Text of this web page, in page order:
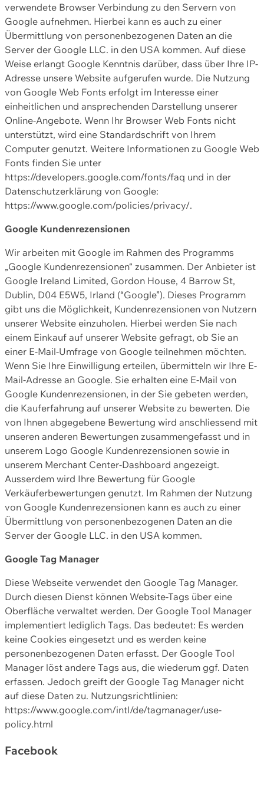
verwendete Browser Verbindung zu den Servern von
Google aufnehmen. Hierbei kann es auch zu einer
Übermittlung von personenbezogenen Daten an die
Server der Google LLC. in den USA kommen. Auf diese
Weise erlangt Google Kenntnis darüber, dass über Ihre IP-
Adresse unsere Website aufgerufen wurde. Die Nutzung
von Google Web Fonts erfolgt im Interesse einer
einheitlichen und ansprechenden Darstellung unserer
Online-Angebote. Wenn Ihr Browser Web Fonts nicht
unterstützt, wird eine Standardschrift von Ihrem
Computer genutzt. Weitere Informationen zu Google Web
Fonts finden Sie unter
https://developers.google.com/fonts/faq und in der
Datenschutzerklärung von Google:
https://www.google.com/policies/privacy/.
Google Kundenrezensionen
Wir arbeiten mit Google im Rahmen des Programms
„Google Kundenrezensionen“ zusammen. Der Anbieter ist
Google Ireland Limited, Gordon House, 4 Barrow St,
Dublin, D04 E5W5, Irland (“Google”). Dieses Programm
gibt uns die Möglichkeit, Kundenrezensionen von Nutzern
unserer Website einzuholen. Hierbei werden Sie nach
einem Einkauf auf unserer Website gefragt, ob Sie an
einer E-Mail-Umfrage von Google teilnehmen möchten.
Wenn Sie Ihre Einwilligung erteilen, übermitteln wir Ihre E-
Mail-Adresse an Google. Sie erhalten eine E-Mail von
Google Kundenrezensionen, in der Sie gebeten werden,
die Kauferfahrung auf unserer Website zu bewerten. Die
von Ihnen abgegebene Bewertung wird anschliessend mit
unseren anderen Bewertungen zusammengefasst und in
unserem Logo Google Kundenrezensionen sowie in
unserem Merchant Center-Dashboard angezeigt.
Ausserdem wird Ihre Bewertung für Google
Verkäuferbewertungen genutzt. Im Rahmen der Nutzung
von Google Kundenrezensionen kann es auch zu einer
Übermittlung von personenbezogenen Daten an die
Server der Google LLC. in den USA kommen.
Google Tag Manager
Diese Webseite verwendet den Google Tag Manager.
Durch diesen Dienst können Website-Tags über eine
Oberfläche verwaltet werden. Der Google Tool Manager
implementiert lediglich Tags. Das bedeutet: Es werden
keine Cookies eingesetzt und es werden keine
personenbezogenen Daten erfasst. Der Google Tool
Manager löst andere Tags aus, die wiederum ggf. Daten
erfassen. Jedoch greift der Google Tag Manager nicht
auf diese Daten zu. Nutzungsrichtlinien:
https://www.google.com/intl/de/tagmanager/use-
policy.html
Facebook